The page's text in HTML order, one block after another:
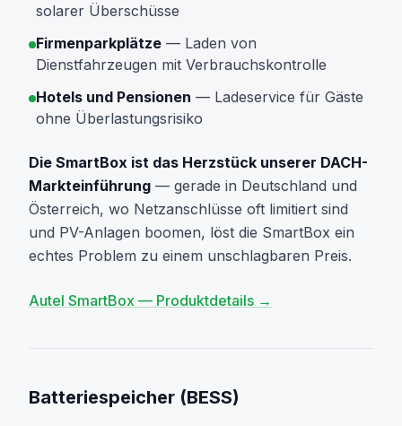
solarer Überschüsse
Firmenparkplätze — Laden von
Dienstfahrzeugen mit Verbrauchskontrolle
Hotels und Pensionen — Ladeservice für Gäste
ohne Überlastungsrisiko
Die SmartBox ist das Herzstück unserer DACH-
Markteinführung — gerade in Deutschland und
Österreich, wo Netzanschlüsse oft limitiert sind
und PV-Anlagen boomen, löst die SmartBox ein
echtes Problem zu einem unschlagbaren Preis.
Autel SmartBox — Produktdetails →
Batteriespeicher (BESS)